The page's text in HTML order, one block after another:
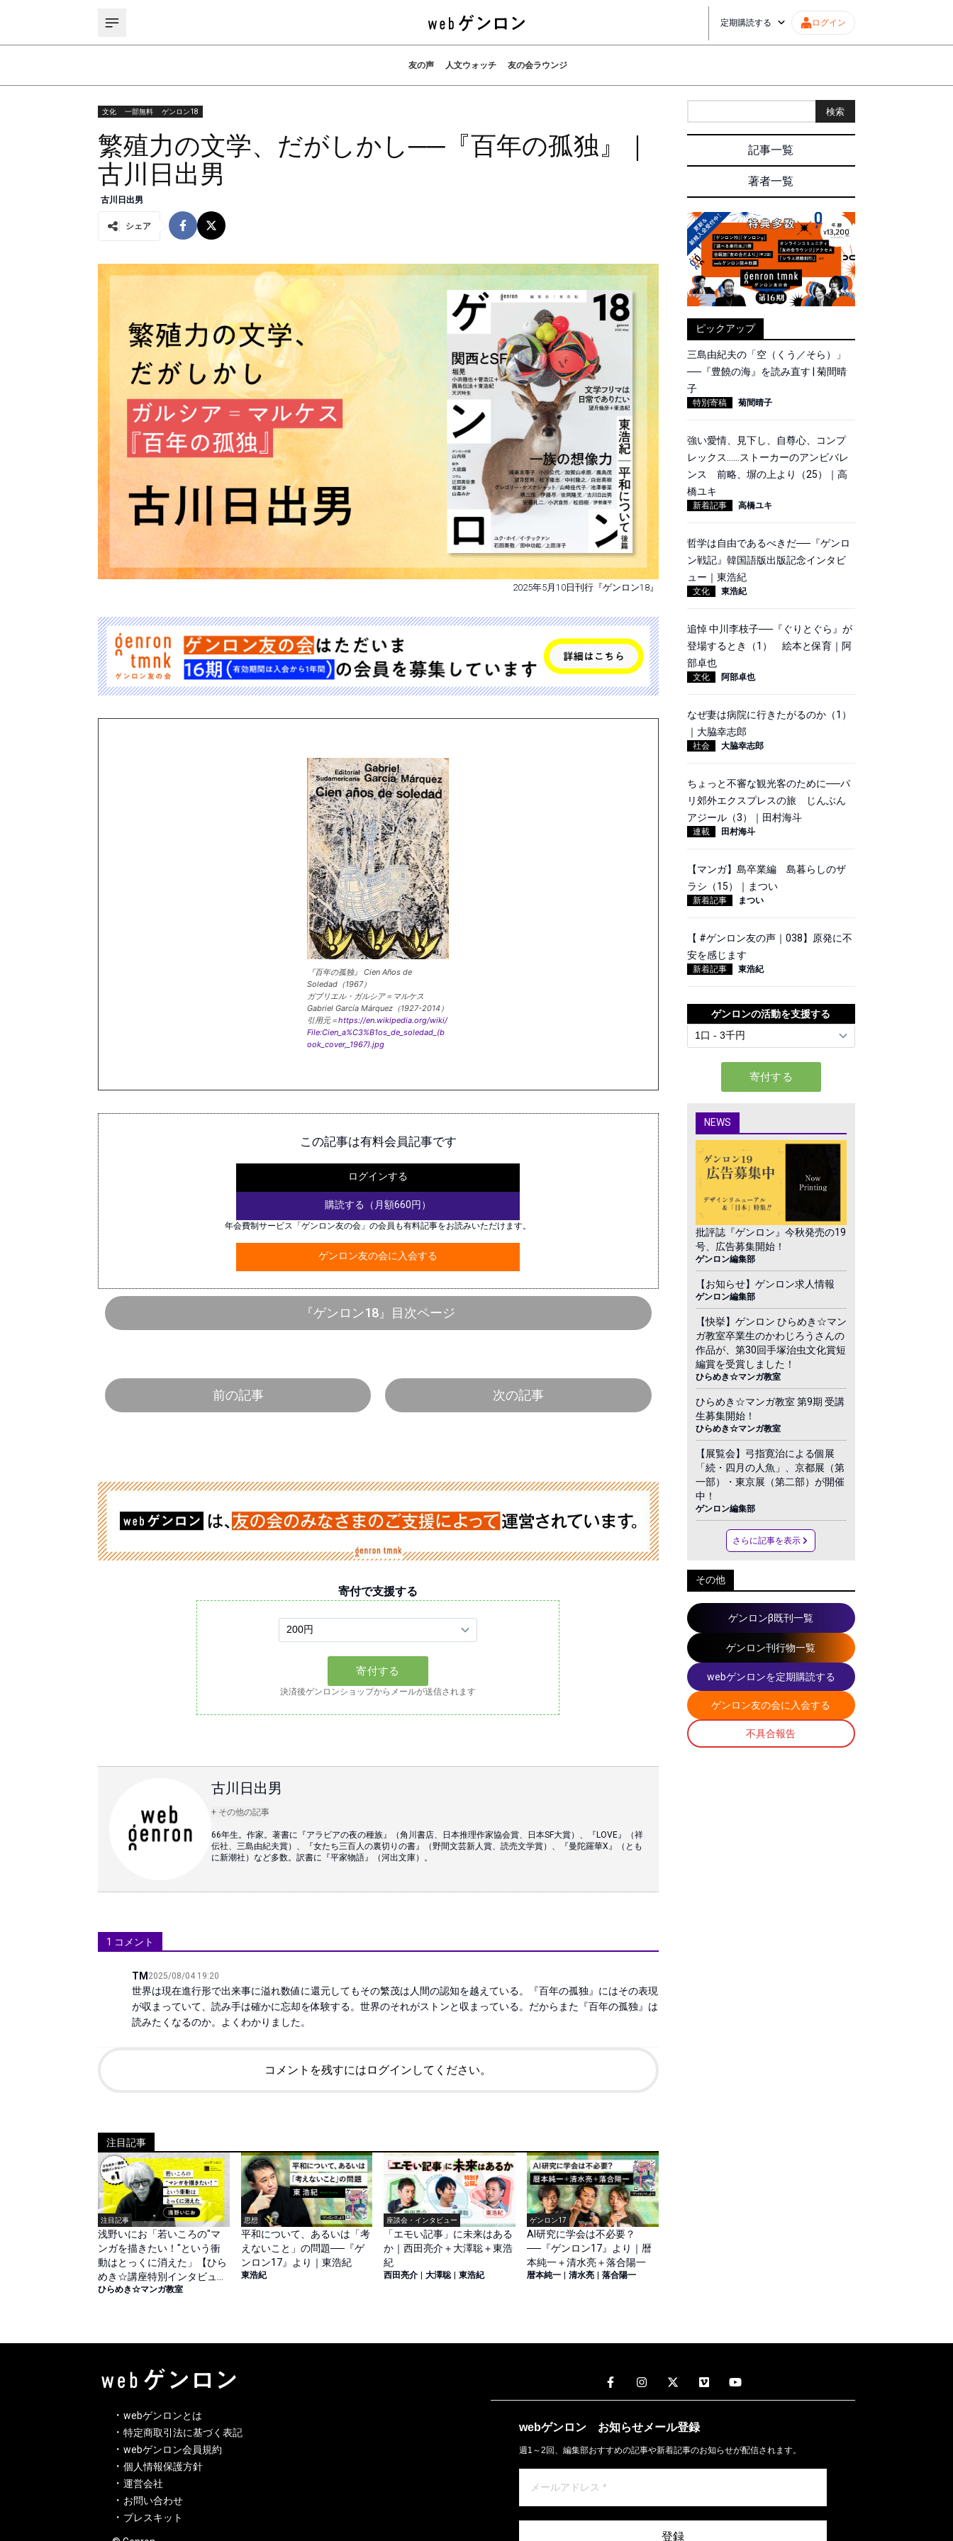
定期購読する ログイン
友の声 人文ウォッチ 友の会ラウンジ
文化 一部無料 ゲンロン18
繁殖力の文学、だがしかし──『百年の孤独』｜
古川日出男
古川日出男
シェア
2025年5月10日刊行『ゲンロン18』
『百年の孤独』 Cien Años de
Soledad（1967）
ガブリエル・ガルシア＝マルケス
Gabriel García Márquez（1927-2014）
引用元＝https://en.wikipedia.org/wiki/
File:Cien_a%C3%B1os_de_soledad_(b
ook_cover,_1967).jpg
この記事は有料会員記事です
ログインする
購読する（月額660円）
年会費制サービス「ゲンロン友の会」の会員も有料記事をお読みいただけます。
ゲンロン友の会に入会する
『ゲンロン18』目次ページ
前の記事 次の記事
寄付で支援する
決済後ゲンロンショップからメールが送信されます
古川日出男
+ その他の記事
66年生。作家。著書に『アラビアの夜の種族』（角川書店、日本推理作家協会賞、日本SF大賞）、『LOVE』（祥
伝社、三島由紀夫賞）、『女たち三百人の裏切りの書』（野間文芸新人賞、読売文学賞）、『曼陀羅華X』（とも
に新潮社）など多数。訳書に『平家物語』（河出文庫）。
1 コメント
TM 2025/08/04 19:20
世界は現在進行形で出来事に溢れ数値に還元してもその繁茂は人間の認知を越えている。『百年の孤独』にはその表現
が収まっていて、読み手は確かに忘却を体験する。世界のそれがストンと収まっている。だからまた『百年の孤独』は
読みたくなるのか。よくわかりました。
コメントを残すにはログインしてください。
注目記事
注目記事
浅野いにお「若いころの"マ
ンガを描きたい！"という衝
動はとっくに消えた」【ひら
めき☆講座特別インタビュー
#1（前篇）】
ひらめき☆マンガ教室
思想
平和について、あるいは「考
えないこと」の問題──『ゲ
ンロン17』より｜東浩紀
東浩紀
座談会・インタビュー
「エモい記事」に未来はある
か｜西田亮介＋大澤聡＋東浩
紀
西田亮介 | 大澤聡 | 東浩紀
ゲンロン17
AI研究に学会は不必要？
──『ゲンロン17』より｜暦
本純一＋清水亮＋落合陽一
暦本純一 | 清水亮 | 落合陽一
検索
記事一覧
著者一覧
ピックアップ
三島由紀夫の「空（くう／そら）」
──『豊饒の海』を読み直す | 菊間晴
子
特別寄稿 菊間晴子
強い愛情、見下し、自尊心、コンプ
レックス……ストーカーのアンビバレ
ンス 前略、塀の上より（25）｜高
橋ユキ
新着記事 高橋ユキ
哲学は自由であるべきだ──『ゲンロ
ン戦記』韓国語版出版記念インタビ
ュー｜東浩紀
文化 東浩紀
追悼 中川李枝子──『ぐりとぐら』が
登場するとき（1） 絵本と保育｜阿
部卓也
文化 阿部卓也
なぜ妻は病院に行きたがるのか（1）
｜大脇幸志郎
社会 大脇幸志郎
ちょっと不審な観光客のために──パ
リ郊外エクスプレスの旅 じんぶん
アジール（3）｜田村海斗
連載 田村海斗
【マンガ】島卒業編 島暮らしのザ
ラシ（15）｜まつい
新着記事 まつい
【 #ゲンロン友の声｜038】原発に不
安を感じます
新着記事 東浩紀
ゲンロンの活動を支援する
NEWS
批評誌『ゲンロン』今秋発売の19
号、広告募集開始！
ゲンロン編集部
【お知らせ】ゲンロン求人情報
ゲンロン編集部
【快挙】ゲンロン ひらめき☆マン
ガ教室卒業生のかわじろうさんの
作品が、第30回手塚治虫文化賞短
編賞を受賞しました！
ひらめき☆マンガ教室
ひらめき☆マンガ教室 第9期 受講
生募集開始！
ひらめき☆マンガ教室
【展覧会】弓指寛治による個展
「続・四月の人魚」、京都展（第
一部）・東京展（第二部）が開催
中！
ゲンロン編集部
さらに記事を表示
その他
ゲンロンβ既刊一覧
ゲンロン刊行物一覧
webゲンロンを定期購読する
ゲンロン友の会に入会する
不具合報告
webゲンロンとは
特定商取引法に基づく表記
webゲンロン会員規約
個人情報保護方針
運営会社
お問い合わせ
プレスキット
webゲンロン お知らせメール登録
週1～2回、編集部おすすめの記事や新着記事のお知らせが配信されます。
登録